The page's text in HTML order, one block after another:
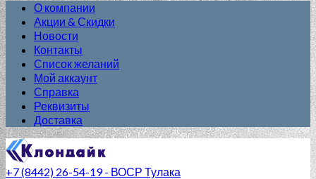
О компании
Акции & Скидки
Новости
Контакты
Список желаний
Мой аккаунт
Справка
Реквизиты
Доставка
+7 (8442) 26-54-19 - ВОСР Тулака